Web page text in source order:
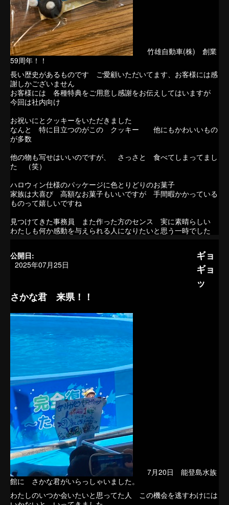
竹雄自動車(株) 創業
59周年！！
長い歴史があるものです ご愛顧いただいてます、お客様には感
謝しかございません
お客様には 各種特典をご用意し感謝をお伝えしてはいますが
今回は社内向け
お祝いにとクッキーをいただきました
なんと 特に目立つのがこの クッキー 他にもかわいいもの
が多数
他の物も写せはいいのですが、 さっさと 食べてしまってまし
た （笑）
ハロウィン仕様のパッケージに色とりどりのお菓子
家族は大喜び 高額なお菓子もいいですが 手間暇かかっている
ものって嬉しいですね
見つけてきた事務員 また作った方のセンス 実に素晴らしい
わたしも何か感動を与えられる人になりたいと思う一時でした
公開日:
2025年07月25日
ギョ
ギョ
ッ
さかな君 来県！！
7月20日 能登島水族
館に さかな君がいらっしゃいました。
わたしのいつか会いたいと思ってた人 この機会を逃すわけには